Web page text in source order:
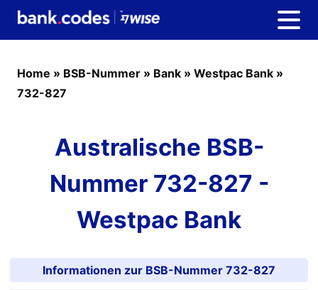
Home » BSB-Nummer » Bank » Westpac Bank »
732-827
Australische BSB-
Nummer 732-827 -
Westpac Bank
Informationen zur BSB-Nummer 732-827